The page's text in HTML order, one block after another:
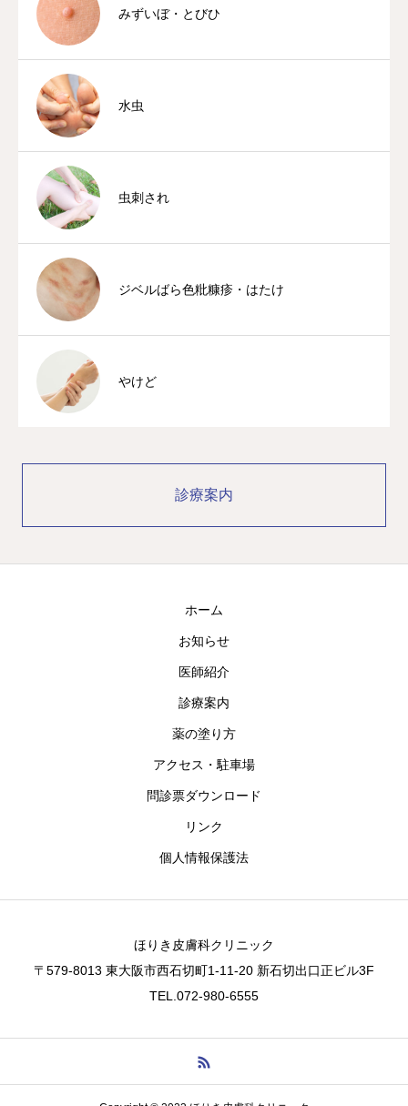
みずいぼ・とびひ
水虫
虫刺され
ジベルばら色粃糠疹・はたけ
やけど
診療案内
ホーム
お知らせ
医師紹介
診療案内
薬の塗り方
アクセス・駐車場
問診票ダウンロード
リンク
個人情報保護法
ほりき皮膚科クリニック
〒579-8013 東大阪市西石切町1-11-20 新石切出口正ビル3F
TEL.072-980-6555